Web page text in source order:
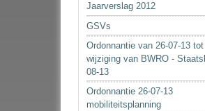
Jaarverslag 2012
GSVs
Ordonnantie van 26-07-13 tot
wijziging van BWRO -
08-13
Ordonnantie 26-07-13
mobiliteitsplanning